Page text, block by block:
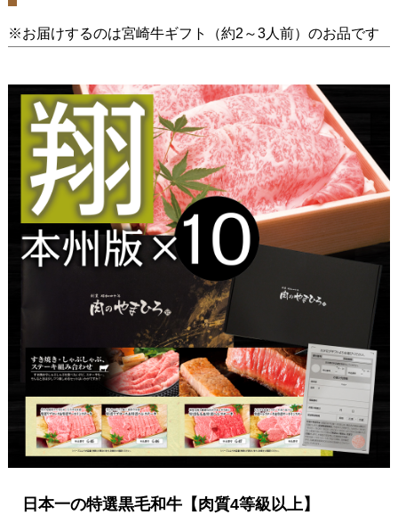
※お届けするのは宮崎牛ギフト（約2～3人前）のお品です
日本一の特選黒毛和牛【肉質4等級以上】